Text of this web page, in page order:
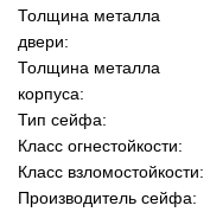
Толщина металла
двери:
Толщина металла
корпуса:
Тип сейфа:
Класс огнестойкости:
Класс взломостойкости:
Производитель сейфа: